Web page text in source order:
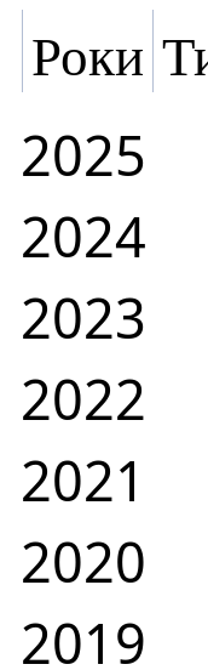
Роки
2025
2024
2023
2022
2021
2020
2019